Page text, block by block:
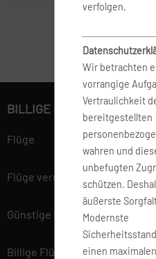
verfolgen.
Wir betrachten
vorrangige
Vertraulichkeit
bereitgestellten
wahren und
unbefugten
schützen.
äußerste
Modernste
einen
BILLIGE FLÜGE BUCHEN
Flüge
Flüge vergleichen
Günstige Flüge
Billige Flüge